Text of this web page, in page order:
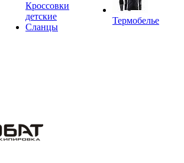
Кроссовки
детские
Сланцы
Термобелье